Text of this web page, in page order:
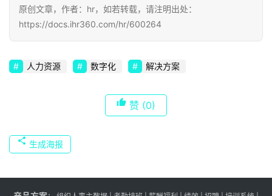
原创文章，作者：hr，如若转载，请注明出处：
https://docs.ihr360.com/hr/600264
人力资源 数字化 解决方案
赞 (0)
生成海报